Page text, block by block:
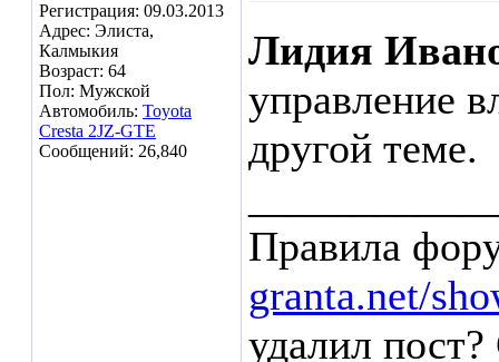
Регистрация: 09.03.2013
Адрес: Элиста,
Калмыкия
Возраст: 64
Пол: Мужской
Автомобиль: Toyota
Cresta 2JZ-GTE
Сообщений: 26,840
Лидия
управление
другой теме.
Правила
granta.net/
удалил